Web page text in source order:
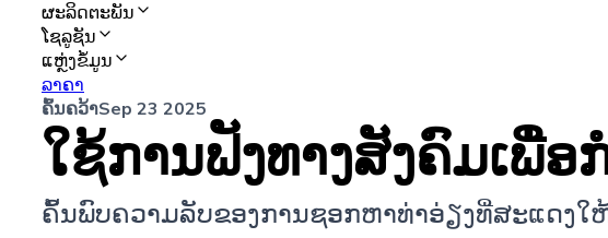
ຜະລິດຕະພັນ
ໂຊລູຊັນ
ແຫຼ່ງຂໍ້ມູນ
ລາຄາ
ຄົ້ນຄວ້າSep 23 2025
ໃຊ້ການຟັງທາງສັງຄົມເພື່
ຄົ້ນ​ພົບ​ຄວາມ​ລັບ​ຂອງ​ການ​ຊອກ​ຫາ​ທ່າ​ອ່ຽງ​ທີ່​ສະ​ແດງ​ໃ